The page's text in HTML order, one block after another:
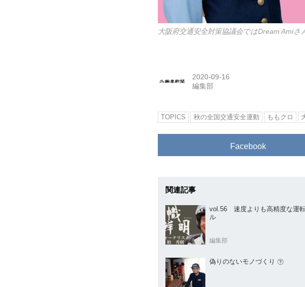
大阪府交通安全対策協議会ではDream Amiさ
2020-09-16
編集部
TOPICS 秋の全国交通安全運動 ももクロ
Facebook
関連記事
vol.56 速度よりも高精度な運
ル
編集部
偽りのないモノづくり ㊦